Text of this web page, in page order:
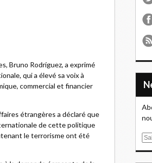
Bruno Rodríguez, a exprimé
qui a élevé sa voix à
commercial et financier
étrangères a déclaré que
de cette politique
le terrorisme ont été
E